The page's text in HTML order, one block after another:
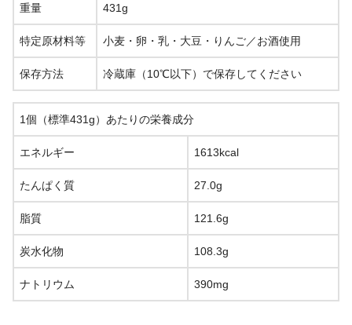
重量 431g
特定原材料等 小麦・卵・乳・大豆・りんご／お酒使用
保存方法 冷蔵庫（10℃以下）で保存してください
1個（標準431g）あたりの栄養成分
エネルギー 1613kcal
たんぱく質 27.0g
脂質 121.6g
炭水化物 108.3g
ナトリウム 390mg